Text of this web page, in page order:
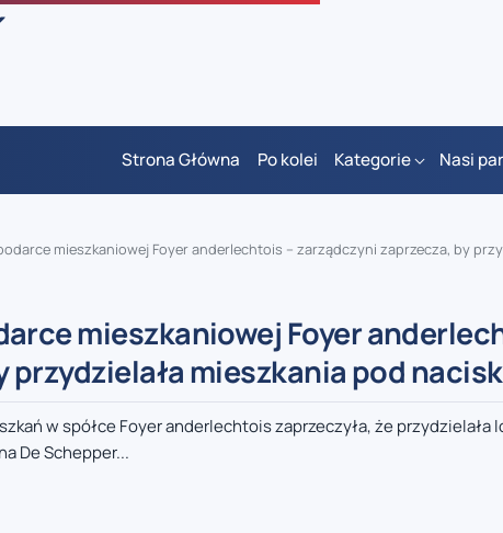
Strona Główna Po kolei Kategorie Nasi
mieszkaniowej Foyer anderlechtois – zarządczyni zaprzecza, by
mieszkaniowej Foyer
przydzielała mieszkania pod
w spółce Foyer anderlechtois zaprzeczyła, że przydzielała
De Schepper...